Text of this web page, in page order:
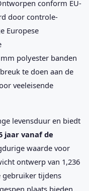
conform EU-
door controle-
Europese
polyester banden
te doen aan de
veeleisende
levensduur en biedt
jaar vanaf de
waarde voor
ontwerp van 1,236
tijdens
plaats bieden